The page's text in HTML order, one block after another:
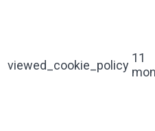
viewed_cookie_policy
11